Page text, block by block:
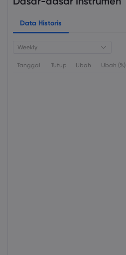
Data Historis
Weekly
Tanggal Tutup Ubah Ubah (%)